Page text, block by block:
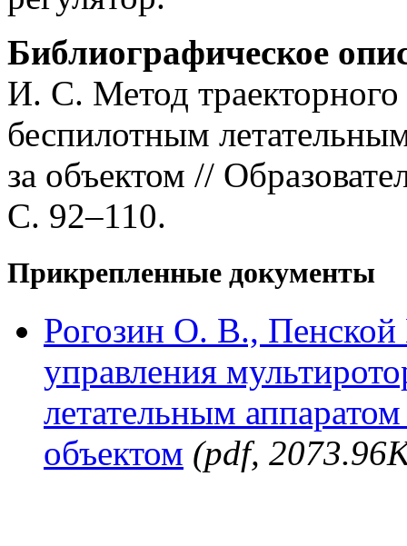
Библиографическое
И. С. Метод
беспилотным
за объектом //
С. 92–110.
Прикрепленные документы
Рогозин О. В.,
управления
летательным аппаратом
объектом (pdf,